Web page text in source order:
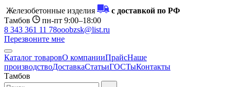
Железобетонные изделия
с доставкой по РФ
Тамбов
пн-пт 9:00–18:00
8 343 361 11 78ooobzsk@list.ru
Перезвоните мне
Каталог товаровО компанииПрайсНаше
производствоДоставкаСтатьиГОСТыКонтакты
Тамбов